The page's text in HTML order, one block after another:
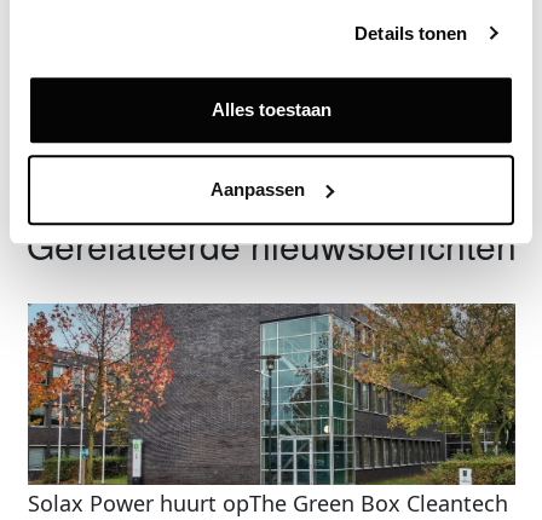
Details tonen
Alles toestaan
Aanpassen
Vraag een demo aan
Terug
Gerelateerde nieuwsberichten
Solax Power huurt opThe Green Box Cleantech